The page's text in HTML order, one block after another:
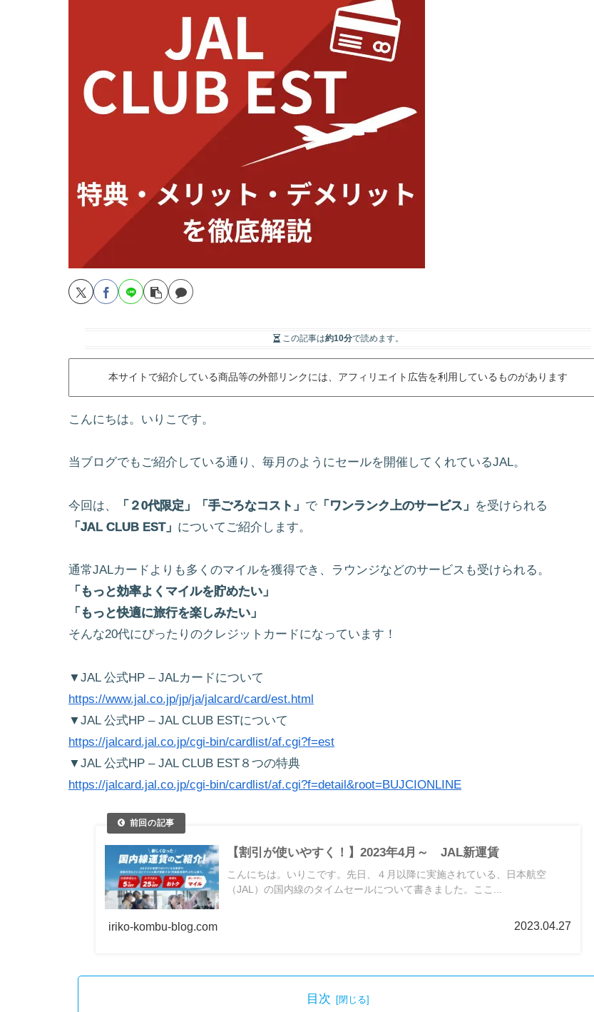
この記事は約10分で読めます。
本サイトで紹介している商品等の外部リンクには、アフィリエイト広告を利用しているものがあります
こんにちは。いりこです。
当ブログでもご紹介している通り、毎月のようにセールを開催してくれているJAL。
今回は、 「２0代限定」「手ごろなコスト」 で 「ワンランク上のサービス」 を受けられる
「JAL CLUB EST」 についてご紹介します。
通常JALカードよりも多くのマイルを獲得でき、ラウンジなどのサービスも受けられる。
「もっと効率よくマイルを貯めたい」
「もっと快適に旅行を楽しみたい」
そんな20代にぴったりのクレジットカードになっています！
▼JAL 公式HP – JALカードについて
https://www.jal.co.jp/jp/ja/jalcard/card/est.html
▼JAL 公式HP – JAL CLUB ESTについて
https://jalcard.jal.co.jp/cgi-bin/cardlist/af.cgi?f=est
▼JAL 公式HP – JAL CLUB EST８つの特典
https://jalcard.jal.co.jp/cgi-bin/cardlist/af.cgi?f=detail&root=BUJCIONLINE
【割引が使いやすく！】2023年4月～ JAL新運賃
こんにちは。いりこです。先日、４月以降に実施されている、日本航空
（JAL）の国内線のタイムセールについて書きました。ここ...
iriko-kombu-blog.com 2023.04.27
目次